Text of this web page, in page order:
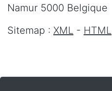
Namur 5000 Belgique
Sitemap : XML - HTML